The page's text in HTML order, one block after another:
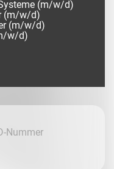
(m/w/d)
(m/w/d)
(m/w/d)
w/d)
Nummer